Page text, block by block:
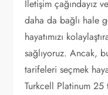
İletişim çağındayız
daha da bağlı hale
hayatımızı
sağlıyoruz. Ancak,
tarifeleri seçmek
Turkcell Platinum